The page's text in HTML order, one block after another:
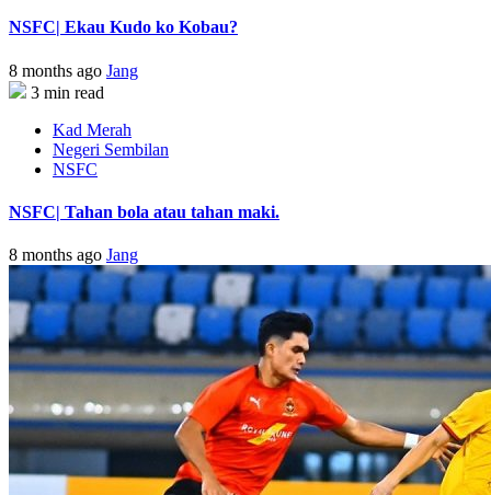
NSFC| Ekau Kudo ko Kobau?
8 months ago Jang
3 min read
Kad Merah
Negeri Sembilan
NSFC
NSFC| Tahan bola atau tahan maki.
8 months ago Jang